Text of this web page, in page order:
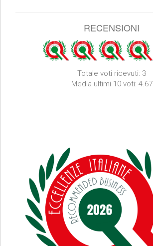
RECENSIONI
Totale voti ricevuti: 3
Media ultimi 10 voti: 4.67